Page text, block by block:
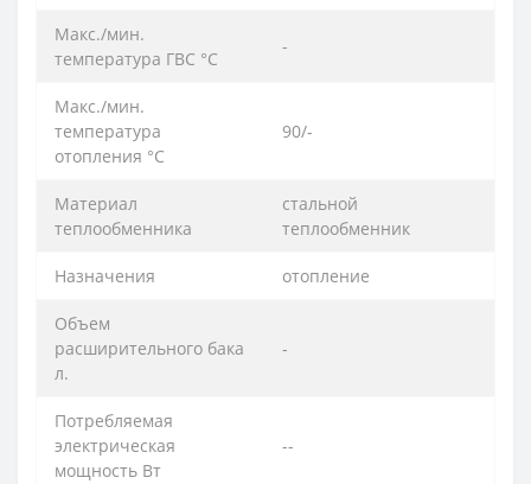
Макс./мин.
температура ГВС °C
-
Макс./мин.
температура
отопления °C
90/-
Материал
теплообменника
стальной
теплообменник
Назначения отопление
Объем
расширительного бака
л.
-
Потребляемая
электрическая
мощность Вт
--